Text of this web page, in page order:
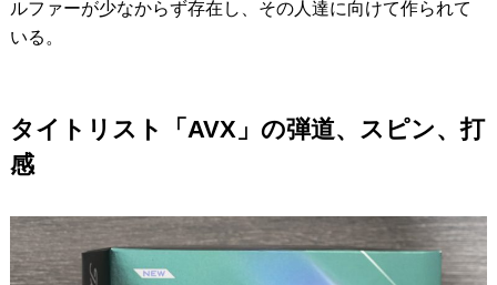
ルファーが少なからず存在し、その人達に向けて作られて
いる。
タイトリスト「AVX」の弾道、スピン、打
感